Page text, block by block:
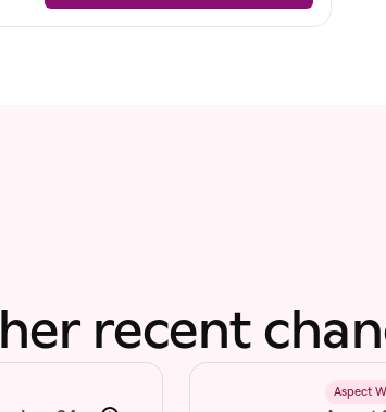
recent
Aspect